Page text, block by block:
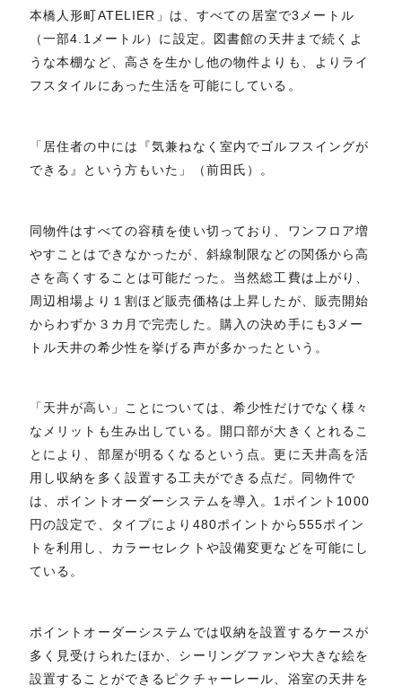
本橋人形町ATELIER」は、すべての居室で3メートル
（一部4.1メートル）に設定。図書館の天井まで続くよ
うな本棚など、高さを生かし他の物件よりも、よりライ
フスタイルにあった生活を可能にしている。
「居住者の中には『気兼ねなく室内でゴルフスイングが
できる』という方もいた」（前田氏）。
同物件はすべての容積を使い切っており、ワンフロア増
やすことはできなかったが、斜線制限などの関係から高
さを高くすることは可能だった。当然総工費は上がり、
周辺相場より１割ほど販売価格は上昇したが、販売開始
からわずか３カ月で完売した。購入の決め手にも3メー
トル天井の希少性を挙げる声が多かったという。
「天井が高い」ことについては、希少性だけでなく様々
なメリットも生み出している。開口部が大きくとれるこ
とにより、部屋が明るくなるという点。更に天井高を活
用し収納を多く設置する工夫ができる点だ。同物件で
は、ポイントオーダーシステムを導入。1ポイント1000
円の設定で、タイプにより480ポイントから555ポイン
トを利用し、カラーセレクトや設備変更などを可能にし
ている。
ポイントオーダーシステムでは収納を設置するケースが
多く見受けられたほか、シーリングファンや大きな絵を
設置することができるピクチャーレール、浴室の天井を